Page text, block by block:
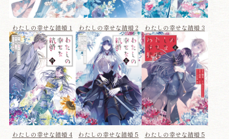
わたしの幸せな結婚 1 わたしの幸せな結婚 2 わたしの幸せな結婚 3
わたしの幸せな結婚 4 わたしの幸せな結婚 5
わたしの幸せな結婚 5